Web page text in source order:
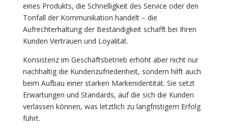
eines Produkts, die Schnelligkeit des Service oder den
Tonfall der Kommunikation handelt – die
Aufrechterhaltung der Beständigkeit schafft bei Ihren
Kunden Vertrauen und Loyalität.
Konsistenz im Geschäftsbetrieb erhöht aber nicht nur
nachhaltig die Kundenzufriedenheit, sondern hilft auch
beim Aufbau einer starken Markenidentität. Sie setzt
Erwartungen und Standards, auf die sich die Kunden
verlassen können, was letztlich zu langfristigem Erfolg
führt.